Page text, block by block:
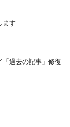
ます
過去の記事」修復